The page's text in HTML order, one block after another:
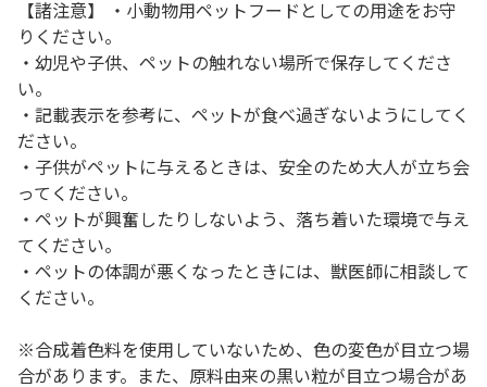
【諸注意】 ・小動物用ペットフードとしての用途をお守
りください。
・幼児や子供、ペットの触れない場所で保存してくださ
い。
・記載表示を参考に、ペットが食べ過ぎないようにしてく
ださい。
・子供がペットに与えるときは、安全のため大人が立ち会
ってください。
・ペットが興奮したりしないよう、落ち着いた環境で与え
てください。
・ペットの体調が悪くなったときには、獣医師に相談して
ください。
※合成着色料を使用していないため、色の変色が目立つ場
合があります。また、原料由来の黒い粒が目立つ場合があ